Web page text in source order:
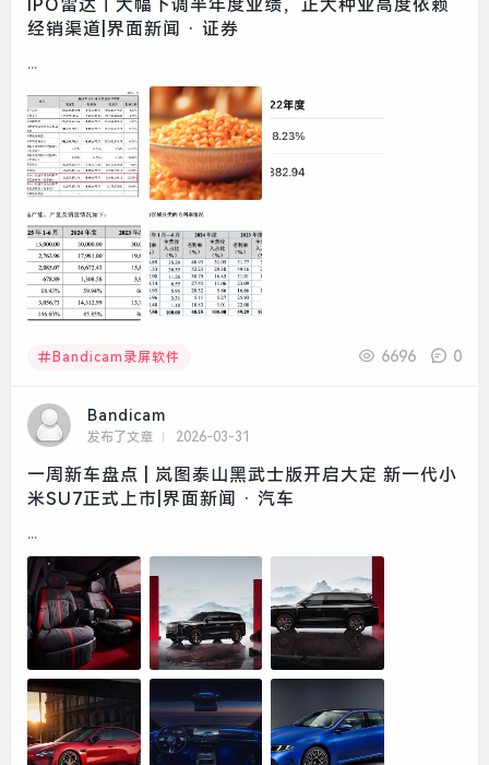
IPO雷达｜大幅下调半年度业绩，正大种业高度依赖
经销渠道|界面新闻 · 证券
...
Bandicam录屏软件 6696 0
Bandicam
发布了文章 2026-03-31
一周新车盘点 | 岚图泰山黑武士版开启大定 新一代小
米SU7正式上市|界面新闻 · 汽车
...